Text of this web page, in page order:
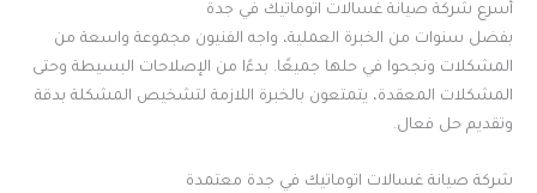
أسرع شركة صيانة غسالات اتوماتيك في جدة
بفضل سنوات من الخبرة العملية، واجه الفنيون مجموعة واسعة من
المشكلات ونجحوا في حلها جميعًا. بدءًا من الإصلاحات البسيطة وحتى
المشكلات المعقدة، يتمتعون بالخبرة اللازمة لتشخيص المشكلة بدقة
وتقديم حل فعال.
شركة صيانة غسالات اتوماتيك في جدة معتمدة